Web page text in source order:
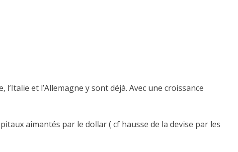
et l’Allemagne y sont déjà. Avec une croissance
aimantés par le dollar ( cf hausse de la devise par les